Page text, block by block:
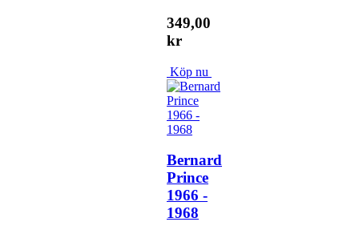
349,00
kr
Köp nu
Bernard
Prince
1966 -
1968